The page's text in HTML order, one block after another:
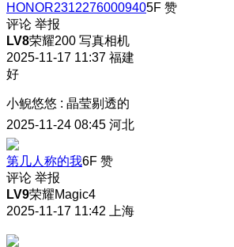
HONOR23122760009405F 赞
评论 举报
LV8荣耀200 写真相机
2025-11-17 11:37 福建
好
小鲵悠悠 : 晶莹剔透的
2025-11-24 08:45 河北
第几人称的我6F 赞
评论 举报
LV9荣耀Magic4
2025-11-17 11:42
上海